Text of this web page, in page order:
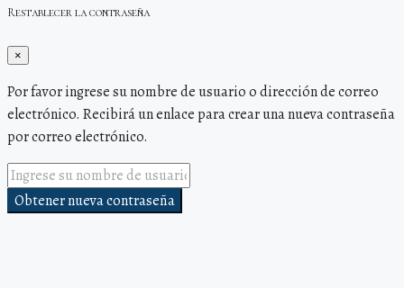
Restablecer la contraseña
×
Por favor ingrese su nombre de usuario o dirección de correo
electrónico. Recibirá un enlace para crear una nueva contraseña
por correo electrónico.
Obtener nueva contraseña